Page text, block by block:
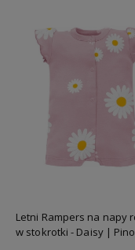
Letni Rampers na napy
w stokrotki - Daisy |